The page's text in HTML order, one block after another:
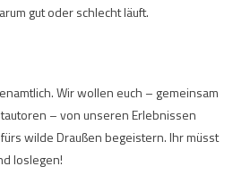
gut oder schlecht läuft.
Wir wollen euch – gemeinsam
– von unseren Erlebnissen
wilde Draußen begeistern. Ihr müsst
loslegen!